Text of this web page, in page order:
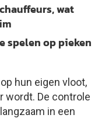
, wat
spelen op pieken
hun eigen vloot,
wordt. De controle
in een